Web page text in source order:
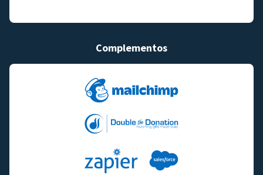
Complementos